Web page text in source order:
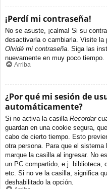
¡Perdí mi contraseña!
No se asuste, ¡calma! Si su
desactivarla o cambiarla. Visite la
Olvidé mi contraseña . Siga las
nuevamente en muy poco tiempo.
Arriba
¿Por qué mi sesión de
automáticamente?
Si no activa la casilla Recordar
guardan en una cookie segura,
cabo de cierto tiempo. Esto
otra persona. Para que el
marque la casilla al ingresar. No
un PC compartido, e.j. biblioteca,
etc. Si no ve la casilla, significa
deshabilitado la opción.